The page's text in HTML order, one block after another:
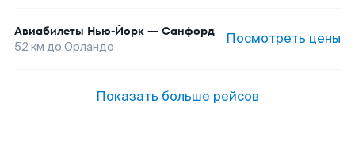
Авиабилеты Нью-Йорк — Санфорд
52 км до Орландо Посмотреть цены
Показать больше рейсов